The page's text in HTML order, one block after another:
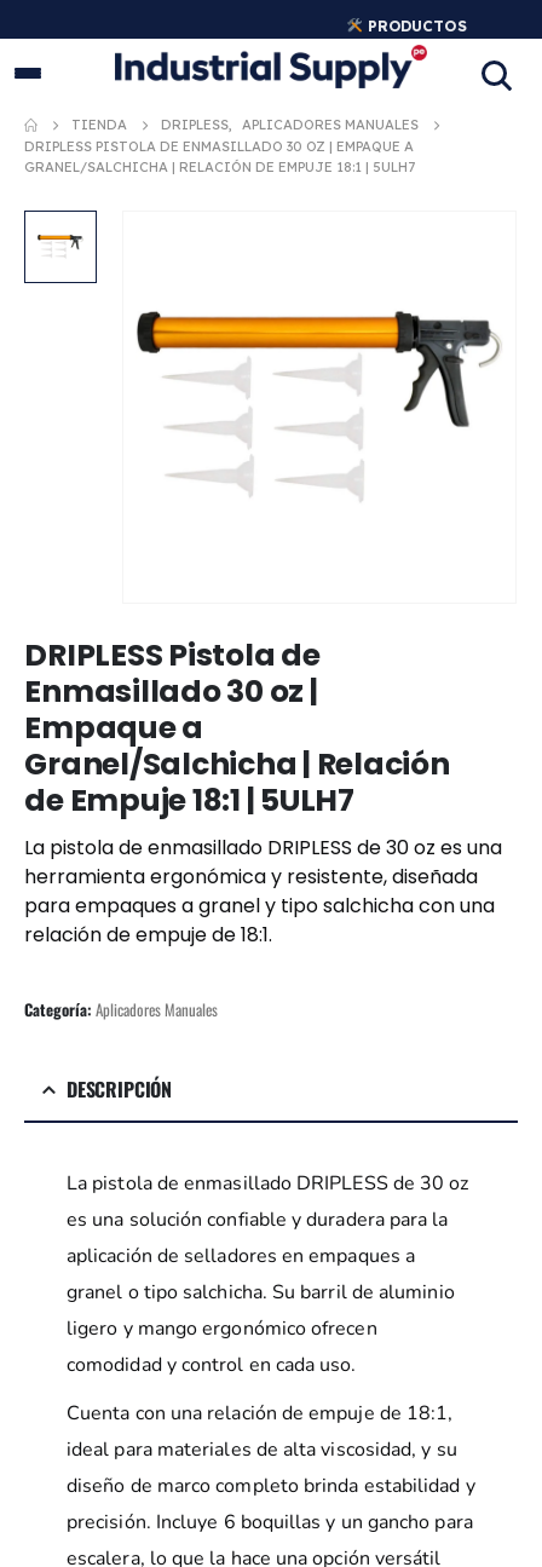
PRODUCTOS
INDUSTRIALES ORIGINALES
TIENDA DRIPLESS,
APLICADORES MANUALES
DRIPLESS PISTOLA DE ENMASILLADO 30 OZ | EMPAQUE A
GRANEL/SALCHICHA | RELACIÓN DE EMPUJE 18:1 | 5ULH7
DRIPLESS Pistola de
Enmasillado 30 oz |
Empaque a
Granel/Salchicha | Relación
de Empuje 18:1 | 5ULH7
La pistola de enmasillado DRIPLESS de 30 oz es una
herramienta ergonómica y resistente, diseñada
para empaques a granel y tipo salchicha con una
relación de empuje de 18:1.
Categoría:Aplicadores Manuales
DESCRIPCIÓN
La pistola de enmasillado DRIPLESS de 30 oz
es una solución confiable y duradera para la
aplicación de selladores en empaques a
granel o tipo salchicha. Su barril de aluminio
ligero y mango ergonómico ofrecen
comodidad y control en cada uso.
Cuenta con una relación de empuje de 18:1,
ideal para materiales de alta viscosidad, y su
diseño de marco completo brinda estabilidad y
precisión. Incluye 6 boquillas y un gancho para
escalera, lo que la hace una opción versátil